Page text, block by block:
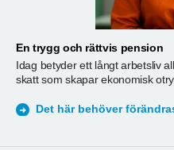
En trygg och rättvis pension
Idag betyder ett långt arbetsliv
skatt som skapar ekonomisk
Det här behöver